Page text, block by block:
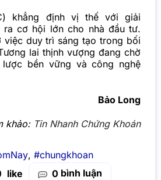
khẳng định vị thế với giải
ra cơ hội lớn cho nhà đầu tư.
việc duy trì sáng tạo trong bối
lai thịnh vượng đang chờ
lược bền vững và công nghệ
Bảo Long
khảo: Tin Nhanh Chứng Khoán
, #chungkhoan
0 bình luận